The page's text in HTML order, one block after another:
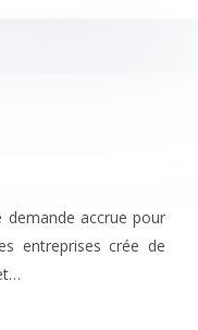
demande accrue pour
entreprises crée de